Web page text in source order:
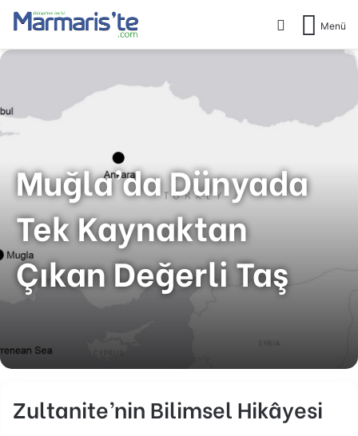
Menü
Arama yap
Muğla’da Dünyada
Tek Kaynaktan
Çıkan Değerli Taş
Zultanite’nin Bilimsel Hikâyesi